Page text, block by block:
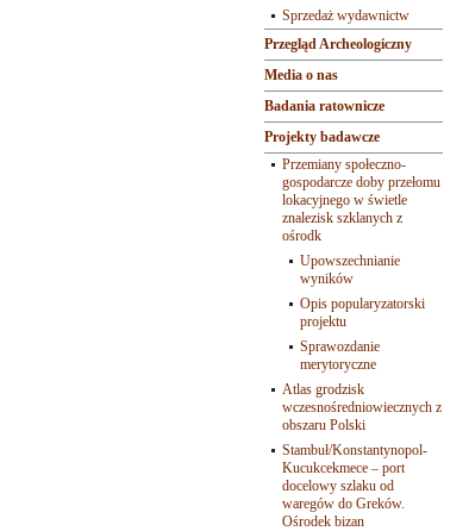
Sprzedaż wydawnictw
Przegląd Archeologiczny
Media o nas
Badania ratownicze
Projekty badawcze
Przemiany społeczno-
gospodarcze doby przełomu
lokacyjnego w świetle
znalezisk szklanych z
ośrodk
Upowszechnianie
wyników
Opis popularyzatorski
projektu
Sprawozdanie
merytoryczne
Atlas grodzisk
wczesnośredniowiecznych z
obszaru Polski
Stambuł/Konstantynopol-
Kucukcekmece – port
docelowy szlaku od
waregów do Greków.
Ośrodek bizan